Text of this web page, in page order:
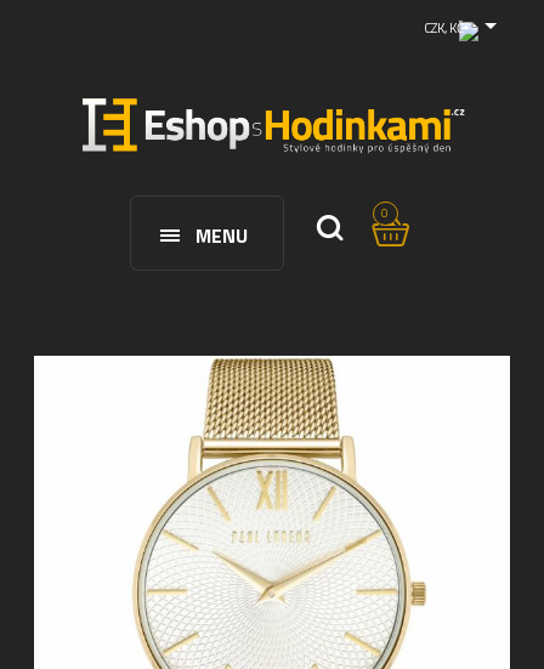
CZK, KČ
MENU
0